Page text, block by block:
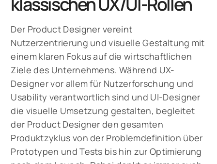
Der Product Designer vereint
Nutzerzentrierung und visuelle Gestaltung mit
einem klaren Fokus auf die wirtschaftlichen
Ziele des Unternehmens. Während UX-
Designer vor allem für Nutzerforschung und
Usability verantwortlich sind und UI-Designer
die visuelle Umsetzung gestalten, begleitet
der Product Designer den gesamten
Produktzyklus von der Problemdefinition über
Prototypen und Tests bis hin zur Optimierung